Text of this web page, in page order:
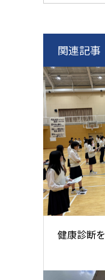
関連記事
健康診断